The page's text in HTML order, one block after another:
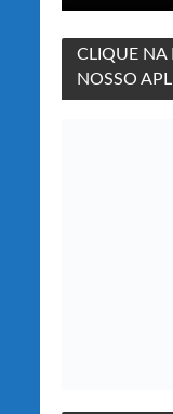
CLIQUE NA
NOSSO